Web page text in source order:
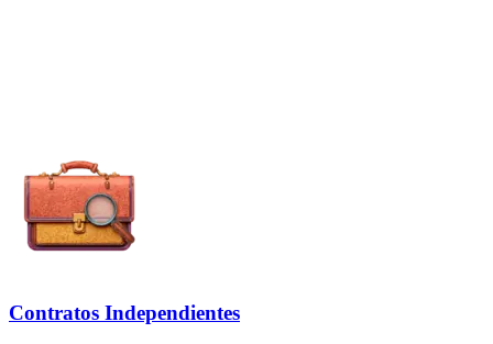
Contratos Independientes